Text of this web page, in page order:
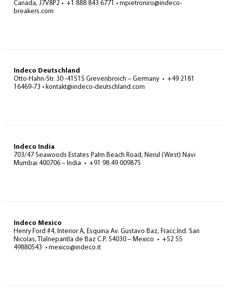
Canada, J7V8P2 • +1 888 843 6771 • mpietroniro@indeco-
breakers.com
Indeco Deutschland
Otto-Hahn-Str. 30 -41515 Grevenbroich – Germany • +49 2181
16469-73 • kontakt@indeco-deutschland.com
Indeco India
703/47 Seawoods Estates Palm Beach Road, Nerul (West) Navi
Mumbai 400706 – India • +91 98 49 009875
Indeco Mexico
Henry Ford #4, Interior A, Esquina Av. Gustavo Baz, Fracc.Ind. San
Nicolas, Tlalnepantla de Baz C.P. 54030 – Mexico • +52 55
49880543 • mexico@indeco.it